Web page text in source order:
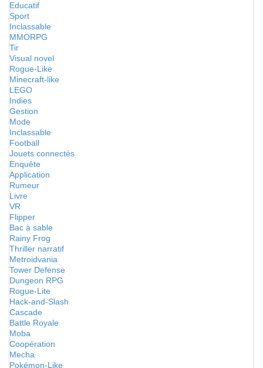
Educatif
Sport
Inclassable
MMORPG
Tir
Visual novel
Rogue-Like
Minecraft-like
LEGO
Indies
Gestion
Mode
Inclassable
Football
Jouets connectés
Enquête
Application
Rumeur
Livre
VR
Flipper
Bac à sable
Rainy Frog
Thriller narratif
Metroidvania
Tower Defense
Dungeon RPG
Rogue-Lite
Hack-and-Slash
Cascade
Battle Royale
Moba
Coopération
Mecha
Pokémon-Like